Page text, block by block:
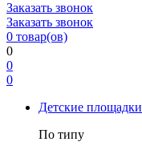
Заказать звонок
Заказать звонок
0 товар(ов)
0
0
0
Детские площадки
По типу